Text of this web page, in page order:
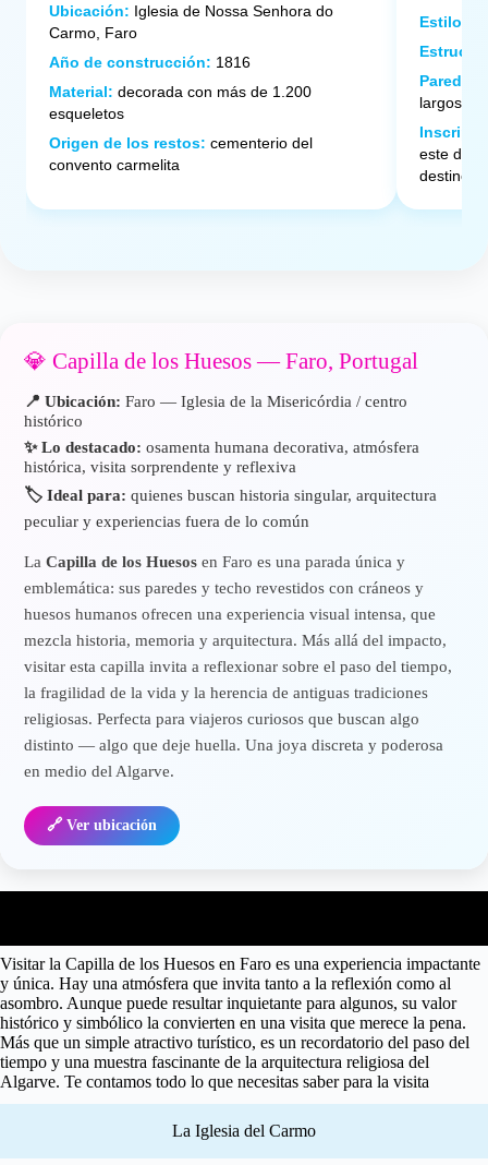
Ubicación: Iglesia de Nossa Senhora do
Carmo, Faro
Año de construcción: 1816
Material: decorada con más de 1.200
esqueletos
Origen de los restos: cementerio del
convento carmelita
Estilo:
Paredes:
largos
este
destino
💎 Capilla de los Huesos — Faro, Portugal
📍 Ubicación: Faro — Iglesia de la Misericórdia / centro
histórico
✨ Lo destacado: osamenta humana decorativa, atmósfera
histórica, visita sorprendente y reflexiva
🏷️ Ideal para: quienes buscan historia singular, arquitectura
peculiar y experiencias fuera de lo común
LaCapilla de los Huesos en Faro es una parada única y
emblemática: sus paredes y techo revestidos con cráneos y
huesos humanos ofrecen una experiencia visual intensa, que
mezcla historia, memoria y arquitectura. Más allá del impacto,
visitar esta capilla invita a reflexionar sobre el paso del tiempo,
la fragilidad de la vida y la herencia de antiguas tradiciones
religiosas. Perfecta para viajeros curiosos que buscan algo
distinto — algo que deje huella. Una joya discreta y poderosa
en medio del Algarve.
🔗 Ver ubicación
Visitar la Capilla de los Huesos en Faro es una experiencia impactante
y única. Hay una atmósfera que invita tanto a la reflexión como al
asombro. Aunque puede resultar inquietante para algunos, su valor
histórico y simbólico la convierten en una visita que merece la pena.
Más que un simple atractivo turístico, es un recordatorio del paso del
tiempo y una muestra fascinante de la arquitectura religiosa del
Algarve. Te contamos todo lo que necesitas saber para la visita
La Iglesia del Carmo